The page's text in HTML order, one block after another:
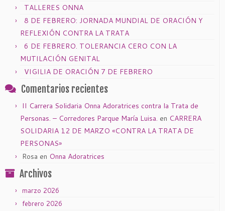
TALLERES ONNA
8 DE FEBRERO: JORNADA MUNDIAL DE ORACIÓN Y
REFLEXIÓN CONTRA LA TRATA
6 DE FEBRERO. TOLERANCIA CERO CON LA
MUTILACIÓN GENITAL
VIGILIA DE ORACIÓN 7 DE FEBRERO
Comentarios recientes
II Carrera Solidaria Onna Adoratrices contra la Trata de
Personas. – Corredores Parque María Luisa. en CARRERA
SOLIDARIA 12 DE MARZO «CONTRA LA TRATA DE
PERSONAS»
Rosa en Onna Adoratrices
Archivos
marzo 2026
febrero 2026